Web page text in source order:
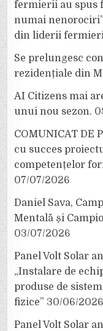
fermierii au spus
numai
din liderii
Se prelungesc
rezidențiale din
AI Citizens mai
unui nou sezon.
COMUNICAT DE
cu succes
competențelor
07/07/2026
Daniel Sava,
Mentală și
03/07/2026
Panel Volt Solar
„Instalare de
produse de
fizice” 30/06/2026
Panel Volt Solar